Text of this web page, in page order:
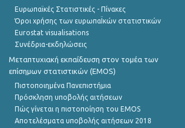
Ευρωπαϊκές Στατιστικές - Πίνακες
Όροι χρήσης των ευρωπαΪκών στατιστικών
Eurostat visualisations
Συνέδρια-εκδηλώσεις
Μεταπτυχιακή εκπαίδευση στον τομέα των
επίσημων στατιστικών (EMOS)
Πιστοποιημένα Πανεπιστήμια
Πρόσκληση υποβολής αιτήσεων
Πώς γίνεται η πιστοποίηση του EMOS
Αποτελέσματα υποβολής αιτήσεων 2018